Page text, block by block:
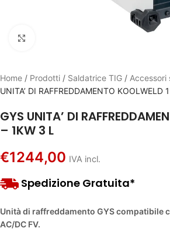
Home / Prodotti / Saldatrice TIG / Accessori
UNITA’ DI RAFFREDDAMENTO KOOLWELD
GYS UNITA’ DI
– 1KW 3 L
€1244,00 IVA incl.
Spedizione Gratuita*
Unità di raffreddamento GYS compatibile
AC/DC FV.